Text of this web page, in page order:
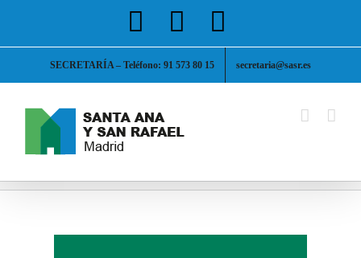
Facebook
SECRETARÍA – Teléfono: 91 573 80 15 secretaria@sasr.es